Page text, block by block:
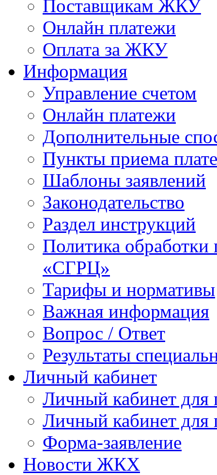
Поставщикам ЖКУ
Онлайн платежи
Оплата за ЖКУ
Информация
Управление счетом
Онлайн платежи
Дополнительные
Пункты приема
Шаблоны заявлений
Законодательство
Раздел инструкций
Политика
«СГРЦ»
Тарифы и нормативы
Важная информация
Вопрос / Ответ
Результаты
Личный кабинет
Личный кабинет
Личный кабинет
Форма-заявление
Новости ЖКХ